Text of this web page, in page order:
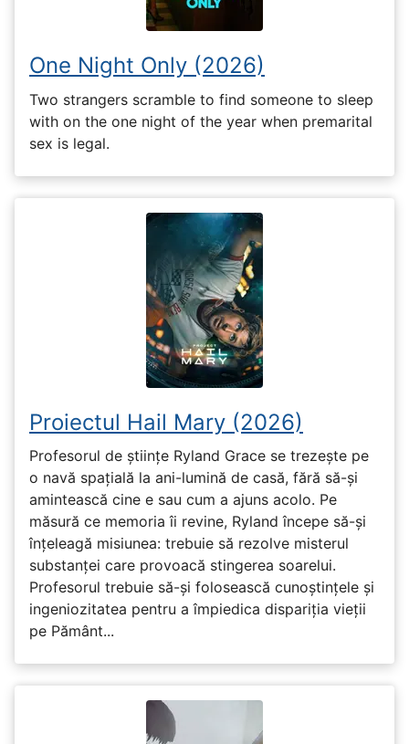
One Night Only (2026)
Two strangers scramble to find someone to sleep
with on the one night of the year when premarital
sex is legal.
Proiectul Hail Mary (2026)
Profesorul de științe Ryland Grace se trezește pe
o navă spațială la ani-lumină de casă, fără să-și
amintească cine e sau cum a ajuns acolo. Pe
măsură ce memoria îi revine, Ryland începe să-și
înțeleagă misiunea: trebuie să rezolve misterul
substanței care provoacă stingerea soarelui.
Profesorul trebuie să-și folosească cunoștințele și
ingeniozitatea pentru a împiedica dispariția vieții
pe Pământ...